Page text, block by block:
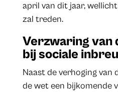
april van dit jaar,
zal treden.
Verzwaring van
bij sociale
Naast de verhoging van
de wet een bijkomende